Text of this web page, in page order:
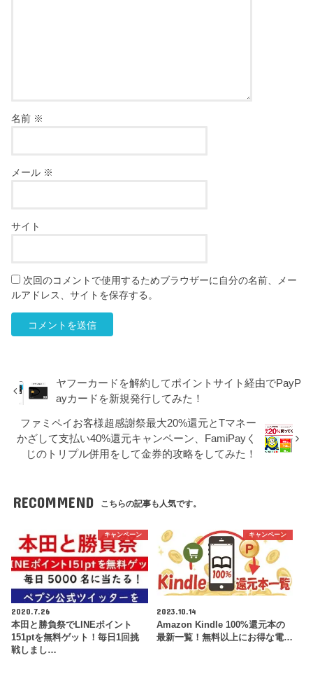
名前 ※
メール ※
サイト
次回のコメントで使用するためブラウザーに自分の名前、メー
ルアドレス、サイトを保存する。
ヤフーカードを解約してポイントサイト経由でPayP
ayカードを新規発行してみた！
ファミペイお客様超感謝祭最大20%還元とTマネー
かざして支払い40%還元キャンペーン、FamiPayく
じのトリプル併用をして金券的攻略をしてみた！
RECOMMEND こちらの記事も人気です。
キャンペーン
2020.7.26
本田と勝負祭でLINEポイント
151ptを無料ゲット！毎日1回挑
戦しまし…
キャンペーン
2023.10.14
Amazon Kindle 100%還元本の
最新一覧！無料以上にお得な電…